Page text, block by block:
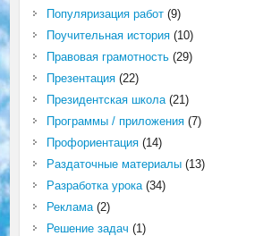
Популяризация работ(9)
Поучительная история(10)
Правовая грамотность(29)
Презентация(22)
Президентская школа(21)
Программы / приложения(7)
Профориентация(14)
Раздаточные материалы(13)
Разработка урока(34)
Реклама(2)
Решение задач (1)